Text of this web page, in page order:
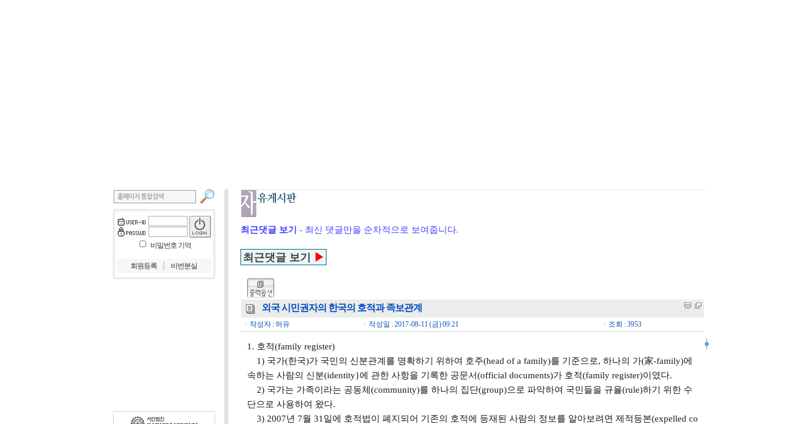
비밀번호 기억
회원등록 비번분실
최근댓글 보기 - 최신 댓글만을 순차적으로 보여줍니다.
최근댓글 보기 ▶
외국 시민권자의 한국의 호적과 족보관계
ㆍ작성자 : 허유 ㆍ작성일 : 2017-08-11 (금) 09:21 ㆍ조회 : 3953
1. 호적(family register)
1) 국가(한국)가 국민의 신분관계를 명확하기 위하여 호주(head of a family)를 기준으로, 하나의 가(家-family)에
속하는 사람의 신분(identity}에 관한 사항을 기록한 공문서(official documents)가 호적(family register)이였다.
2) 국가는 가족이라는 공동체(community)를 하나의 집단(group)으로 파악하여 국민들을 규율(rule)하기 위한 수
단으로 사용하여 왔다.
3) 2007년 7월 31일에 호적법이 폐지되어 기존의 호적에 등재된 사람의 정보를 알아보려면 제적등본(expelled co